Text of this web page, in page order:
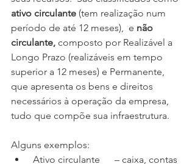
ativo circulante (tem realização num
período de até 12 meses),  e não
circulante, composto por Realizável a
Longo Prazo (realizáveis em tempo
superior a 12 meses) e Permanente,
que apresenta os bens e direitos
necessários à operação da empresa,
tudo que compõe sua infraestrutura.
Alguns exemplos: